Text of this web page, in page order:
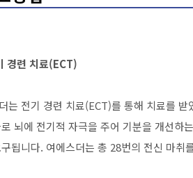
경련 치료(ECT)
는 전기 경련 치료(ECT)를 통해 치료를
뇌에 전기적 자극을 주어 기분을 개선하
됩니다. 여에스더는 총 28번의 전신 마취